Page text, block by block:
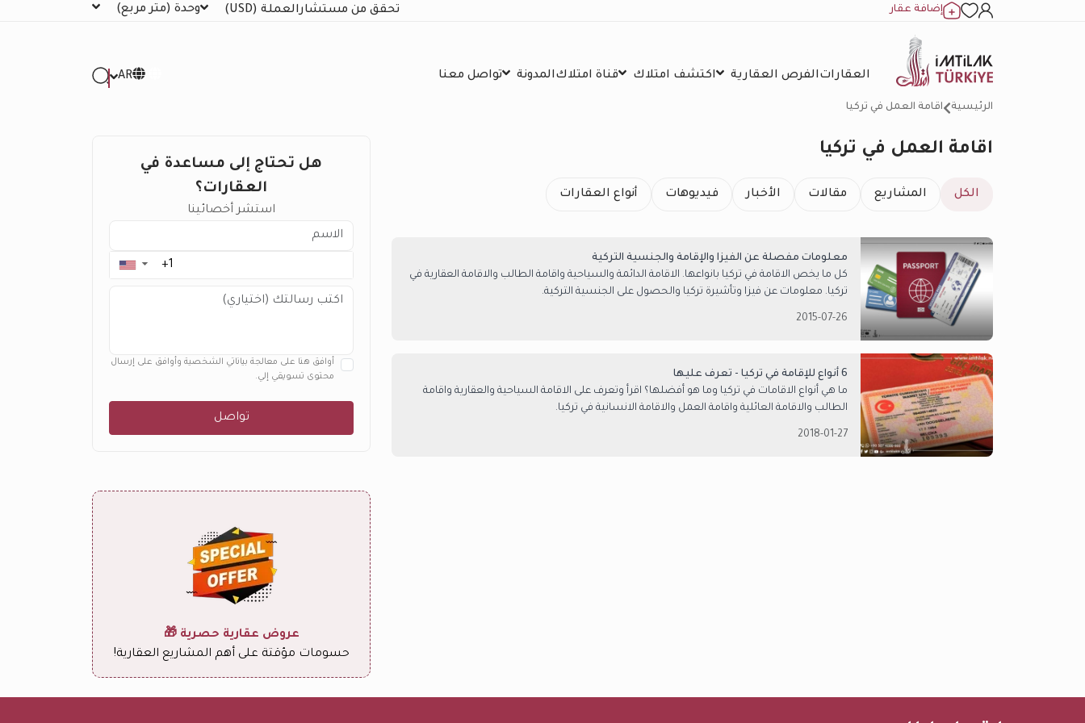
إضافة عقار تحقق من مستشارالعملة (USD) وحدة (متر مربع)
العقاراتالفرص العقارية اكتشف امتلاك قناة امتلاكالمدونة تواصل معنا AR
الرئيسية اقامة العمل في تركيا
اقامة العمل في تركيا
الكل المشاريع مقالات الأخبار فيديوهات أنواع العقارات
معلومات مفصلة عن الفيزا والإقامة والجنسية التركية
كل ما يخص الاقامة في تركيا بانواعها. الاقامة الدائمة والسياحية واقامة الطالب والاقامة العقارية في
تركيا. معلومات عن فيزا وتأشيرة تركيا والحصول على الجنسية التركية.
2015-07-26
6 أنواع للإقامة في تركيا - تعرف عليها
ما هي أنواع الاقامات في تركيا وما هو أفضلها؟ اقرأ وتعرف على الاقامة السياحية والعقارية واقامة
الطالب والاقامة العائلية واقامة العمل والاقامة الانسانية في تركيا.
2018-01-27
هل تحتاج إلى مساعدة في
العقارات؟
استشر أخصائينا
▼
أوافق هنا على معالجة بياناتي الشخصية وأوافق على إرسال
محتوى تسويقي إلي.
تواصل
عروض عقارية حصرية 🎁
حسومات مؤقتة على أهم المشاريع العقارية!